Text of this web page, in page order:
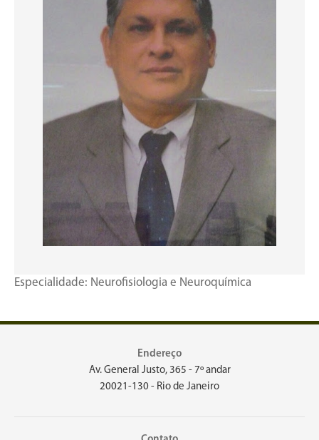
Especialidade: Neurofisiologia e Neuroquímica
Endereço
Av. General Justo, 365 - 7º andar
20021-130 - Rio de Janeiro